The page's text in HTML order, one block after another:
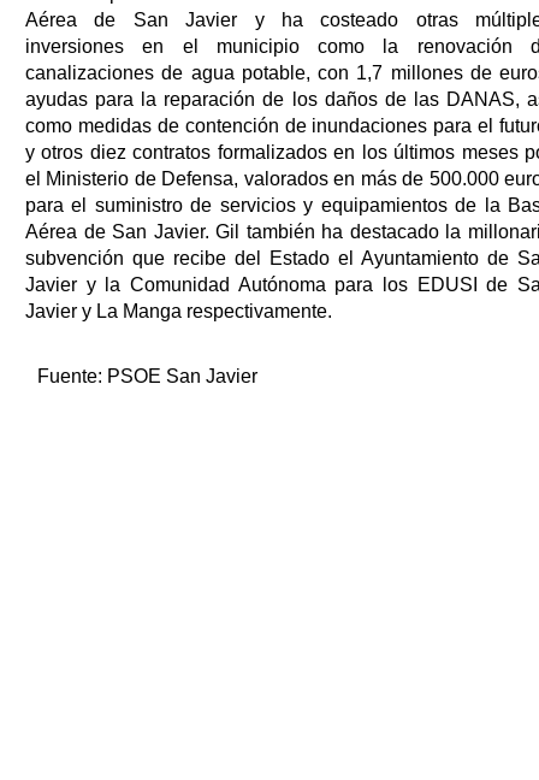
Aérea de San Javier y ha costeado otras
inversiones en el municipio como la renovación
canalizaciones de agua potable, con 1,7 millones de
ayudas para la reparación de los daños de las DANAS,
como medidas de contención de inundaciones para el
y otros diez contratos formalizados en los últimos meses
el Ministerio de Defensa, valorados en más de 500.000
para el suministro de servicios y equipamientos de la
Aérea de San Javier. Gil también ha destacado la
subvención que recibe del Estado el Ayuntamiento de
Javier y la Comunidad Autónoma para los EDUSI de
Javier y La Manga respectivamente.
Fuente: PSOE San Javier